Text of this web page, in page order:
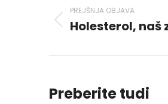
navigation
PREJŠNJA OBJAVA
Previous
Holesterol, naš
Preberite tudi